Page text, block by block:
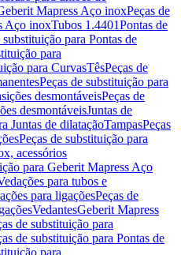
Mapress Aço inoxPeças de
Aço inoxTubos 1.4401Pontas de
substituição para Pontas de
para
para CurvasTêsPeças de
Peças de substituição para
desmontáveisPeças de
desmontáveisJuntas de
Juntas de dilataçãoTampasPeças
Peças de substituição para
acessórios
para Geberit Mapress Aço
para tubos e
para ligaçõesPeças de
VedantesGeberit Mapress
de substituição para
de substituição para Pontas de
para